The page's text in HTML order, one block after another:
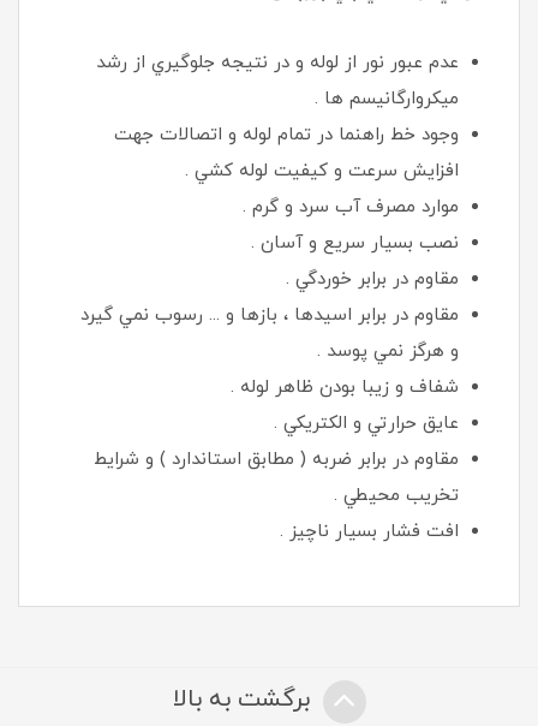
عدم عبور نور از لوله و در نتيجه جلوگيري از رشد
ميكروارگانيسم ها .
وجود خط راهنما در تمام لوله و اتصالات جهت
افزايش سرعت و كيفيت لوله كشي .
موارد مصرف آب سرد و گرم .
نصب بسيار سريع و آسان .
مقاوم در برابر خوردگي .
مقاوم در برابر اسيدها ، بازها و ... رسوب نمي گيرد
و هرگز نمي پوسد .
شفاف و زيبا بودن ظاهر لوله .
عايق حرارتي و الكتريكي .
مقاوم در برابر ضربه ( مطابق استاندارد ) و شرايط
تخريب محيطي .
افت فشار بسيار ناچيز .
برگشت به بالا